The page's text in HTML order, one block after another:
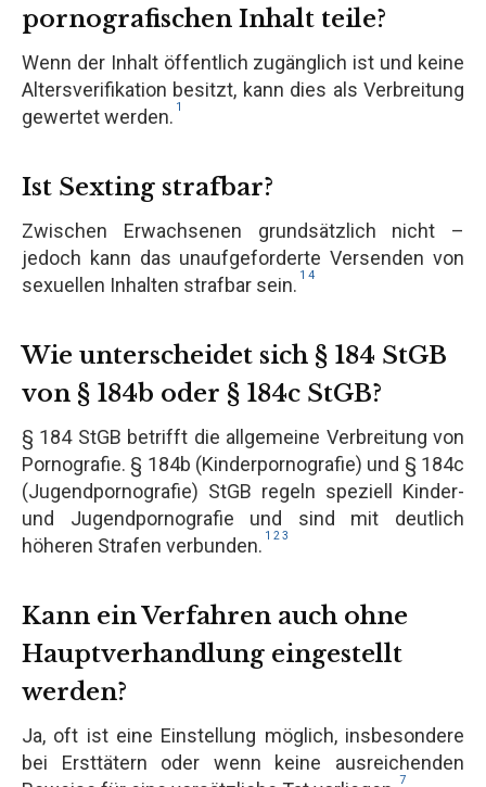
pornografischen Inhalt teile?
Wenn der Inhalt öffentlich zugänglich ist und keine
Altersverifikation besitzt, kann dies als Verbreitung
gewertet werden. 1
Ist Sexting strafbar?
Zwischen Erwachsenen grundsätzlich nicht –
jedoch kann das unaufgeforderte Versenden von
sexuellen Inhalten strafbar sein. 1 4
Wie unterscheidet sich § 184 StGB
von § 184b oder § 184c StGB?
§ 184 StGB betrifft die allgemeine Verbreitung von
Pornografie. § 184b (Kinderpornografie) und § 184c
(Jugendpornografie) StGB regeln speziell Kinder-
und Jugendpornografie und sind mit deutlich
höheren Strafen verbunden. 1 2 3
Kann ein Verfahren auch ohne
Hauptverhandlung eingestellt
werden?
Ja, oft ist eine Einstellung möglich, insbesondere
bei Ersttätern oder wenn keine ausreichenden
7